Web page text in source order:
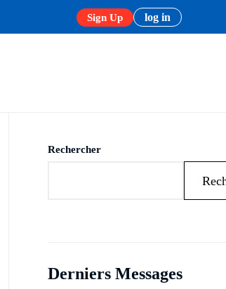
Sign Up log in
Rechercher
Derniers Messages